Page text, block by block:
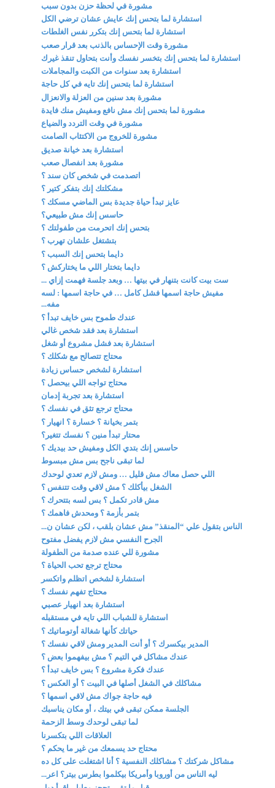
مشورة في لحظة حزن بدون سبب
استشارة لما بتحس إنك عايش عشان ترضي الكل
استشارة لما بتحس إنك بتكرر نفس الغلطات
مشورة وقت الإحساس بالذنب بعد قرار صعب
استشارة لما بتحس إنك بتخسر نفسك وأنت بتحاول تنقذ غيرك
استشارة بعد سنوات من الكبت والمجاملات
استشارة لما بتحس إنك تايه في كل حاجة
مشورة بعد سنين من العزلة والانعزال
مشورة لما بتحس إنك مش نافع ومفيش منك فايدة
مشورة في وقت التردد والضياع
مشورة للخروج من الاكتئاب الصامت
استشارة بعد خيانة صديق
مشورة بعد انفصال صعب
اتصدمت في شخص كان سند ؟
مشكلتك إنك بتفكر كتير ؟
عايز تبدأ حياة جديدة بس الماضي مسكك ؟
حاسس إنك مش طبيعي؟
بتحس إنك اتحرمت من طفولتك ؟
بتشتغل علشان تهرب ؟
دايما بتحس إنك السبب ؟
دايما بتختار اللي ما يختاركش ؟
ست بيت كانت بتنهار في بيتها … وبعد جلسة فهمت إزاي ...
مفيش حاجة اسمها فشل كامل … في حاجة اسمها : لسه
مفه...
عندك طموح بس خايف تبدأ ؟
استشارة بعد فقد شخص غالي
استشارة بعد فشل مشروع أو شغل
محتاج تتصالح مع شكلك ؟
استشارة لشخص حساس زيادة
محتاج تواجه اللي بيحصل ؟
استشارة بعد تجربة إدمان
محتاج ترجع تثق في نفسك ؟
بتمر بخيانة ؟ خسارة ؟ انهيار ؟
محتار تبدأ منين ؟ نفسك تتغير؟
حاسس إنك بتدي الكل ومفيش حد بيديك ؟
لما تبقى ناجح بس مش مبسوط
اللي حصل معاك مش قليل … ومش لازم تعدي لوحدك
الشغل بيأكلك ؟ مش لاقي وقت تتنفس ؟
مش قادر تكمل ؟ بس لسه بتتحرك ؟
بتمر بأزمة ؟ ومحدش فاهمك ؟
الناس بتقول علي “المنقذ” مش عشان بلقب ، لكن عشان ن...
الجرح النفسي مش لازم يفضل مفتوح
مشورة للي عنده صدمة من الطفولة
محتاج ترجع تحب الحياة ؟
استشارة لشخص اتظلم واتكسر
محتاج تفهم نفسك ؟
استشارة بعد انهيار عصبي
استشارة للشباب اللي تايه في مستقبله
حياتك كأنها شغالة أوتوماتيك ؟
المدير بيكسرك ؟ أو أنت المدير ومش لاقي نفسك ؟
عندك مشاكل في التيم ؟ مش بيفهموا بعض ؟
عندك فكرة مشروع ؟ بس خايف تبدأ ؟
مشاكلك في الشغل أصلها في البيت ؟ أو العكس ؟
فيه حاجة جواك مش لاقي اسمها ؟
الجلسة ممكن تبقى في بيتك ، أو مكان يناسبك
لما تبقى لوحدك وسط الزحمة
العلاقات اللي بتكسرنا
محتاج حد يسمعك من غير ما يحكم ؟
مشاكل شركتك ؟ مشاكلك النفسية ؟ أنا اشتغلت على كل ده
ليه الناس من أوروبا وأمريكا بيكلموا بطرس بيتر؟ اعر...